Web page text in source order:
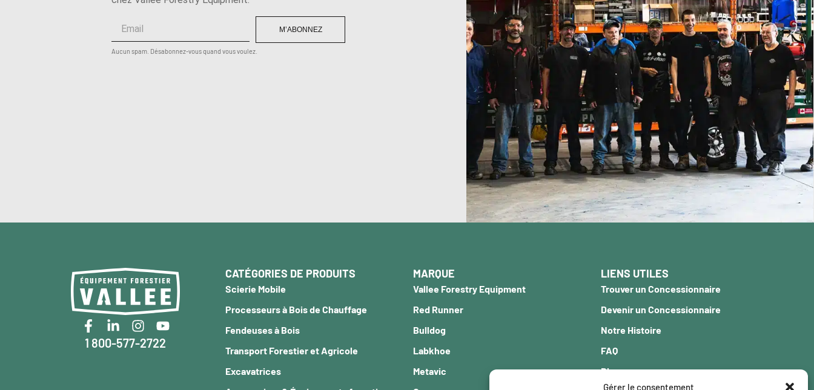
Gérer le consentement
M’ABONNEZ
Aucun spam. Désabonnez-vous quand vous voulez.
1 800-577-2722
CATÉGORIES DE PRODUITS
Scierie Mobile
Processeurs à Bois de Chauffage
Fendeuses à Bois
Transport Forestier et Agricole
Excavatrices
MARQUE
Vallee Forestry Equipment
Red Runner
Bulldog
Labkhoe
Metavic
LIENS UTILES
Trouver un Concessionnaire
Devenir un Concessionnaire
Notre Histoire
FAQ
Blogue